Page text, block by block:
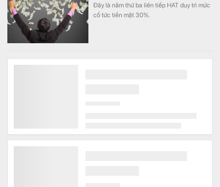
Đây là năm thứ ba liên tiếp HAT duy trì mức
cổ tức tiền mặt 30%.